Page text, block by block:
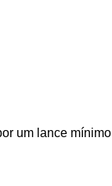
um lance